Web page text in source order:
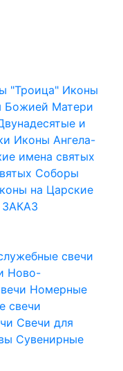
"Троица" Иконы
Божией Матери
и
Иконы Ангела-
имена святых
Соборы
на Царские
свечи
Ново-
Номерные
свечи
Свечи для
Сувенирные